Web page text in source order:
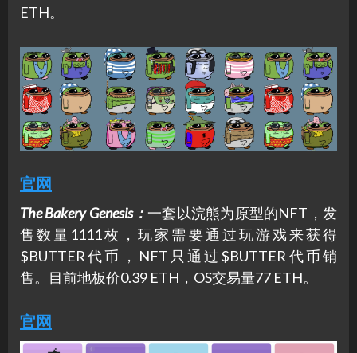
ETH。
官网
The Bakery Genesis：一套以浣熊为原型的NFT，发
售数量1111枚，玩家需要通过玩游戏来获得
$BUTTER代币，NFT只通过$BUTTER代币销
售。目前地板价0.39 ETH，OS交易量77 ETH。
官网